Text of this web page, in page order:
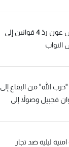
الرئيس عون ردّ 4 قوانين إلى
"حزب الله" من البقاع إلى
فجبيل وصولاً إلى
ليلية ضد تجار